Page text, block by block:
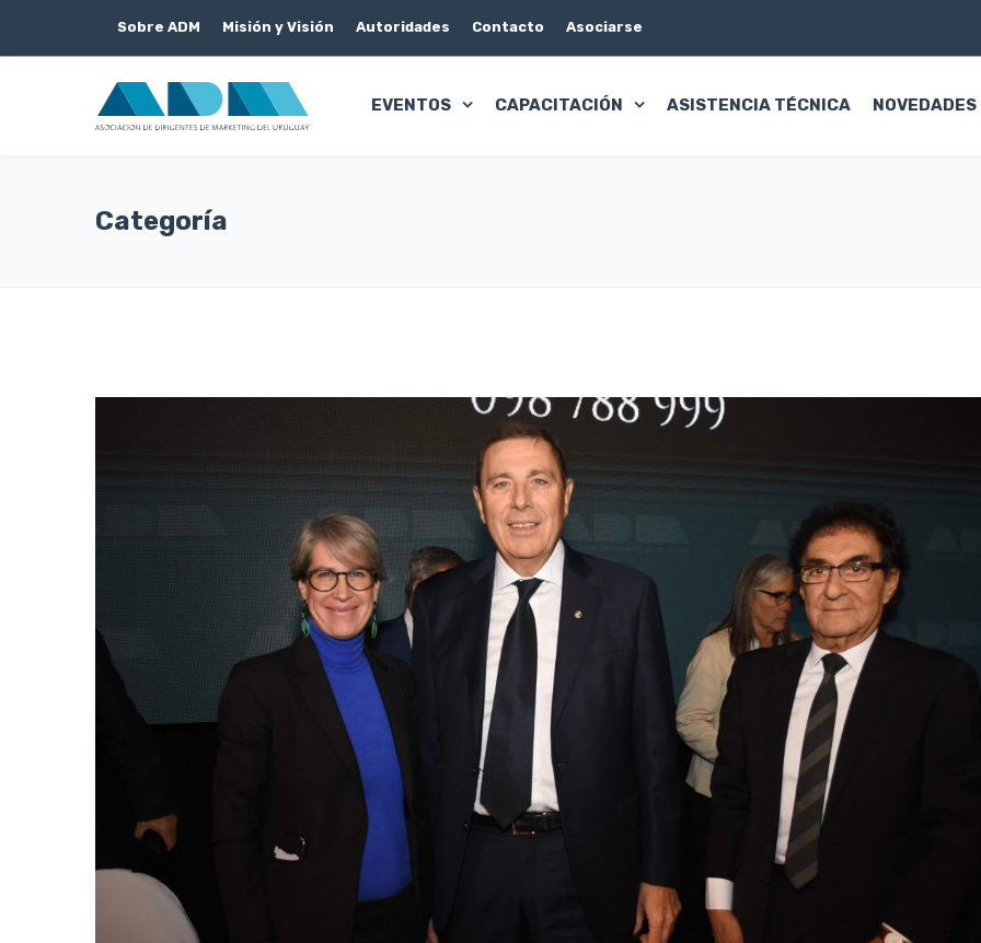
Sobre ADM Misión y Visión Autoridades Contacto Asociarse
EVENTOS CAPACITACIÓN ASISTENCIA TÉCNICA NOVEDADES
Categoría